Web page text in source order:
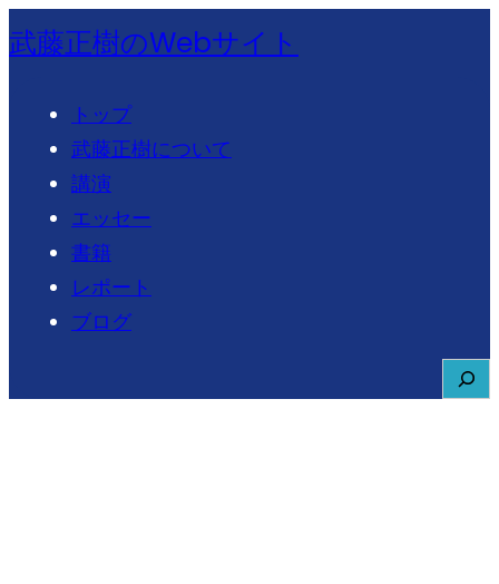
内
容
武藤正樹のWebサイト
トップ
武藤正樹について
講演
エッセー
書籍
レポート
ブログ